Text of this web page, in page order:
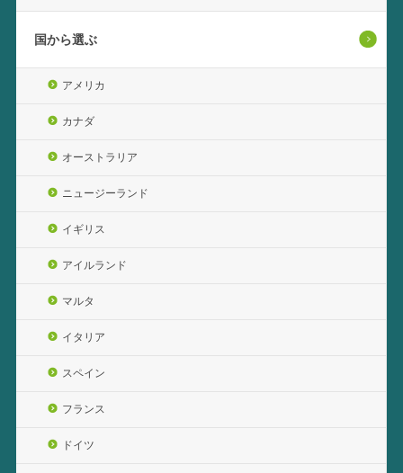
国から選ぶ
アメリカ
カナダ
オーストラリア
ニュージーランド
イギリス
アイルランド
マルタ
イタリア
スペイン
フランス
ドイツ